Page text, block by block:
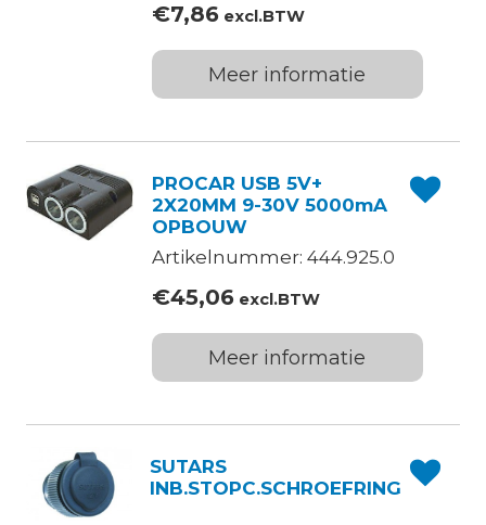
€7,86excl.BTW
Meer informatie
PROCAR USB 5V+
2X20MM 9-30V 5000mA
OPBOUW
Artikelnummer: 444.925.0
€45,06excl.BTW
Meer informatie
SUTARS
INB.STOPC.SCHROEFRING